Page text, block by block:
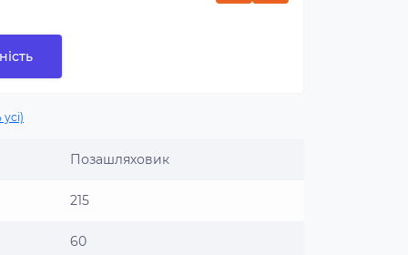
Позашляховик
215
60